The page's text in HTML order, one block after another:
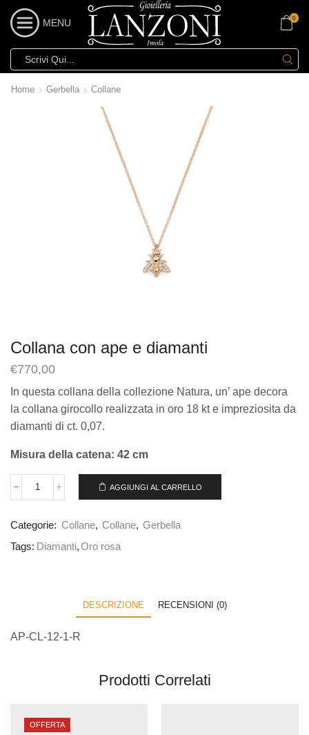
MENU 0
Home Gerbella Collane
Collana con ape e diamanti
€770,00
In questa collana della collezione Natura, un’ ape decora
la collana girocollo realizzata in oro 18 kt e impreziosita da
diamanti di ct. 0,07.
Misura della catena: 42 cm
AGGIUNGI AL CARRELLO
Categorie: Collane, Collane, Gerbella
Tags: Diamanti,Oro rosa
DESCRIZIONE RECENSIONI (0)
AP-CL-12-1-R
Prodotti Correlati
OFFERTA